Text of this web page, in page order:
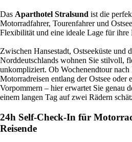
Das Aparthotel Stralsund ist die
Motorradfahrer, Tourenfahrer und
Flexibilität und eine ideale Lage für ihre
Zwischen Hansestadt, Ostseeküste und
Norddeutschlands wohnen Sie stilvoll,
unkompliziert. Ob Wochenendtour nach
Motorradreisen entlang der Ostsee oder
Vorpommern – hier erwartet Sie genau
einem langen Tag auf zwei Rädern
24h Self-Check-In für
Reisende